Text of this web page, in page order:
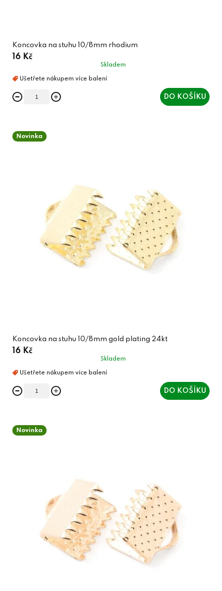
Koncovka na stuhu 10/8mm rhodium
16 Kč
Skladem
DO KOŠÍKU
Novinka
Koncovka na stuhu 10/8mm gold plating 24kt
16 Kč
Skladem
DO KOŠÍKU
Novinka